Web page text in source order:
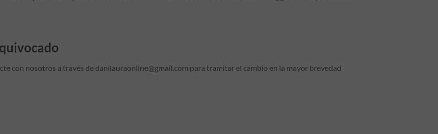
con nosotros a través de danilauraonline@gmail.com para tramitar el cambio en la mayor brevedad